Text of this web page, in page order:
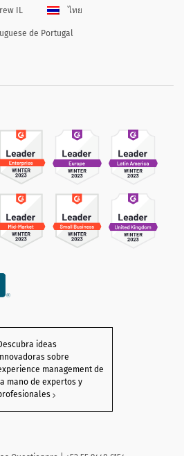
IL ไทย
de Portugal
ideas
sobre
management de
mano de expertos y